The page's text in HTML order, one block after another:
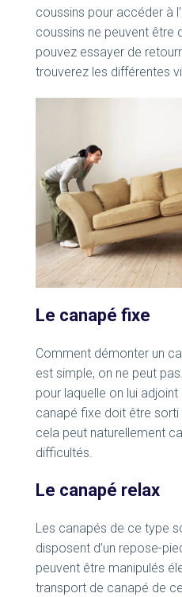
coussins pour accéder à
coussins ne peuvent être
pouvez essayer de
trouverez les différentes
Le canapé fixe
Comment démonter un
est simple, on ne peut
pour laquelle on lui adjoint
canapé fixe doit être sorti
cela peut naturellement
difficultés.
Le canapé relax
Les canapés de ce type
disposent d’un repose-
peuvent être manipulés
transport de canapé de